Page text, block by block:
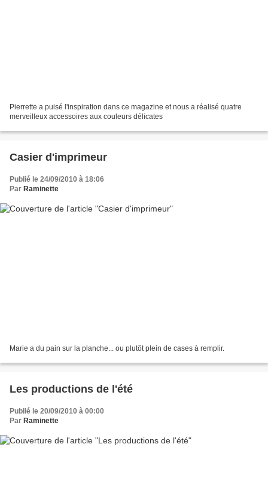
Pierrette a puisé l'inspiration dans ce magazine et nous a réalisé quatre
merveilleux accessoires aux couleurs délicates
Casier d'imprimeur
Publié le 24/09/2010 à 18:06
Par Raminette
Marie a du pain sur la planche... ou plutôt plein de cases à remplir.
Les productions de l'été
Publié le 20/09/2010 à 00:00
Par Raminette